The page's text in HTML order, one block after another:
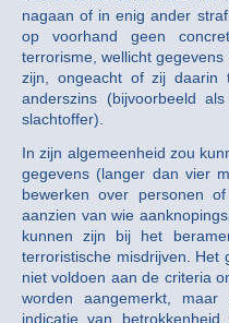
nagaan of in enig ander
op voorhand geen
terrorisme, wellicht
zijn, ongeacht of zij daarin
anderszins (bijvoorbeeld
slachtoffer).
In zijn algemeenheid zou
gegevens (langer dan vier
bewerken over personen
aanzien van wie
kunnen zijn bij het
terroristische misdrijven. Het
niet voldoen aan de criteria
worden aangemerkt,
indicatie van